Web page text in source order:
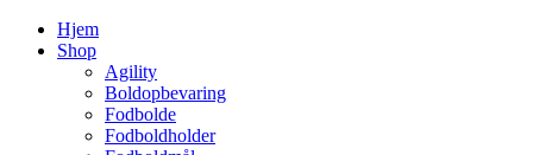
Hjem
Shop
Agility
Boldopbevaring
Fodbolde
Fodboldholder